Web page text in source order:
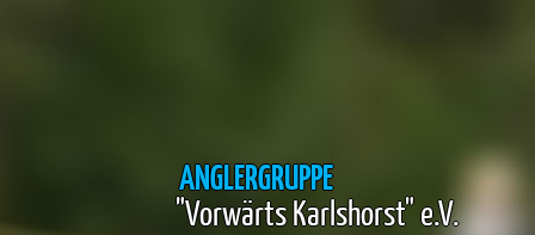
ANGLERGRUPPE
"Vorwärts Karlshorst" e.V.